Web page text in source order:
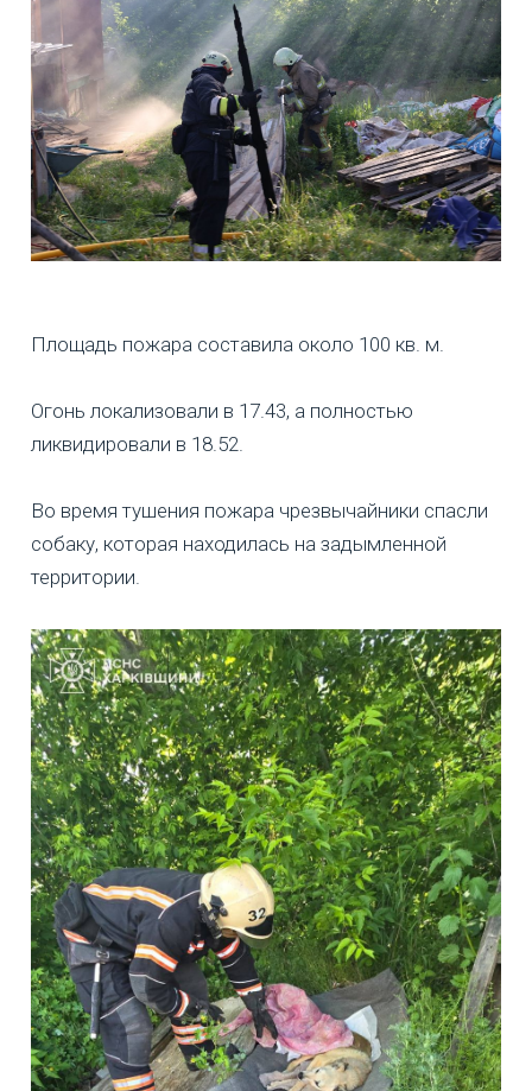
Площадь пожара составила около 100 кв. м.
Огонь локализовали в 17.43, а полностью
ликвидировали в 18.52.
Во время тушения пожара чрезвычайники спасли
собаку, которая находилась на задымленной
территории.